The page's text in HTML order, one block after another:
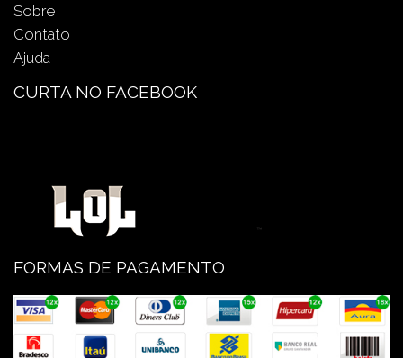
Sobre
Contato
Ajuda
CURTA NO FACEBOOK
FORMAS DE PAGAMENTO